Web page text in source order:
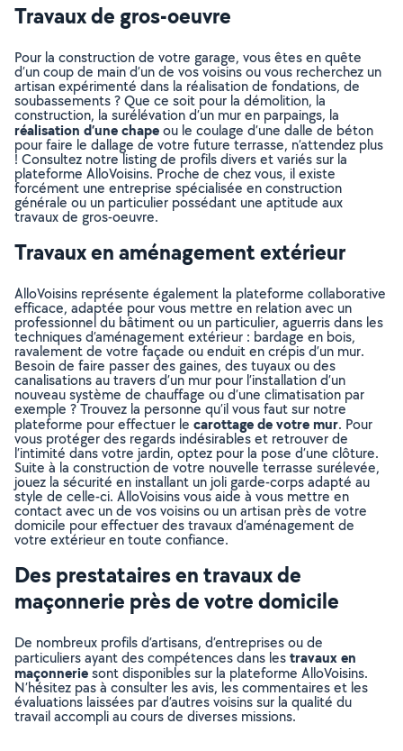
Travaux de gros-oeuvre
Pour la construction de votre garage, vous êtes en quête
d’un coup de main d’un de vos voisins ou vous recherchez un
artisan expérimenté dans la réalisation de fondations, de
soubassements ? Que ce soit pour la démolition, la
construction, la surélévation d’un mur en parpaings, la
réalisation d’une chapeou le coulage d’une dalle de béton
pour faire le dallage de votre future terrasse, n’attendez plus
! Consultez notre listing de profils divers et variés sur la
plateforme AlloVoisins. Proche de chez vous, il existe
forcément une entreprise spécialisée en construction
générale ou un particulier possédant une aptitude aux
travaux de gros-oeuvre.
Travaux en aménagement extérieur
AlloVoisins représente également la plateforme collaborative
efficace, adaptée pour vous mettre en relation avec un
professionnel du bâtiment ou un particulier, aguerris dans les
techniques d’aménagement extérieur : bardage en bois,
ravalement de votre façade ou enduit en crépis d’un mur.
Besoin de faire passer des gaines, des tuyaux ou des
canalisations au travers d’un mur pour l’installation d’un
nouveau système de chauffage ou d’une climatisation par
exemple ? Trouvez la personne qu’il vous faut sur notre
plateforme pour effectuer le carottage de votre mur. Pour
vous protéger des regards indésirables et retrouver de
l’intimité dans votre jardin, optez pour la pose d’une clôture.
Suite à la construction de votre nouvelle terrasse surélevée,
jouez la sécurité en installant un joli garde-corps adapté au
style de celle-ci. AlloVoisins vous aide à vous mettre en
contact avec un de vos voisins ou un artisan près de votre
domicile pour effectuer des travaux d’aménagement de
votre extérieur en toute confiance.
Des prestataires en travaux de
maçonnerie près de votre domicile
De nombreux profils d’artisans, d’entreprises ou de
particuliers ayant des compétences dans lestravaux en
maçonneriesont disponibles sur la plateforme AlloVoisins.
N’hésitez pas à consulter les avis, les commentaires et les
évaluations laissées par d’autres voisins sur la qualité du
travail accompli au cours de diverses missions.